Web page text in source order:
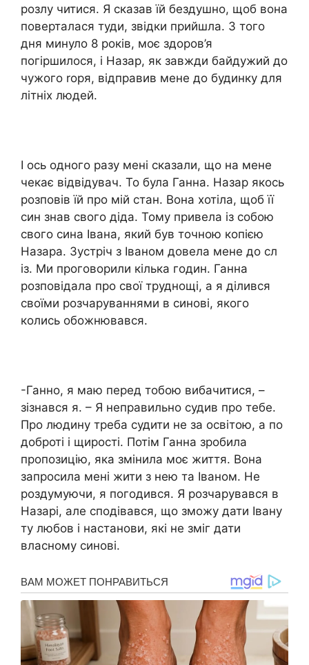
розлу читися. Я сказав їй бездушно, щоб вона
поверталася туди, звідки прийшла. З того
дня минуло 8 років, моє здоров’я
погіршилося, і Назар, як завжди байдужий до
чужого rоря, відправив мене до будинку для
літніх людей.
І ось одного разу мені сказали, що на мене
чекає відвідувач. То була Ганна. Назар якось
розповів їй про мій стан. Вона хотіла, щоб її
син знав свого діда. Тому привела із собою
свого сина Івана, який був точною копією
Назара. Зустріч з Іваном довела мене до сл
із. Ми проговорили кілька годин. Ганна
розповідала про свої труднощі, а я ділився
своїми розчаруваннями в синові, якого
колись обожнювався.
-Ганно, я маю перед тобою вибачитися, –
зізнався я. – Я неправильно судив про тебе.
Про людину треба судити не за освітою, а по
доброті і щирості. Потім Ганна зробила
пропозицію, яка змінила моє життя. Вона
запросила мені жити з нею та Іваном. Не
роздумуючи, я погодився. Я розчарувався в
Назарі, але сподівався, що зможу дати Івану
ту любов і настанови, які не зміг дати
власному синові.